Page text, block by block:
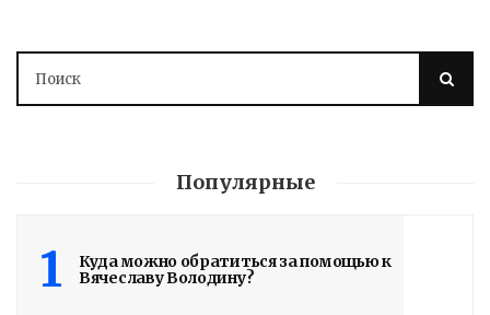
Популярные
1
Куда можно обратиться за помощью к
Вячеславу Володину?